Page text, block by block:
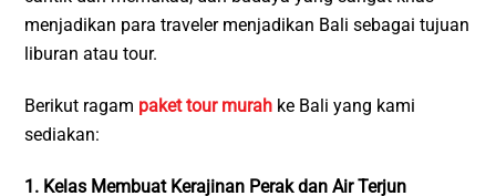
menjadikan para traveler menjadikan Bali sebagai tujuan
liburan atau tour.
Berikut ragam paket tour murah ke Bali yang kami
sediakan:
1. Kelas Membuat Kerajinan Perak dan Air Terjun